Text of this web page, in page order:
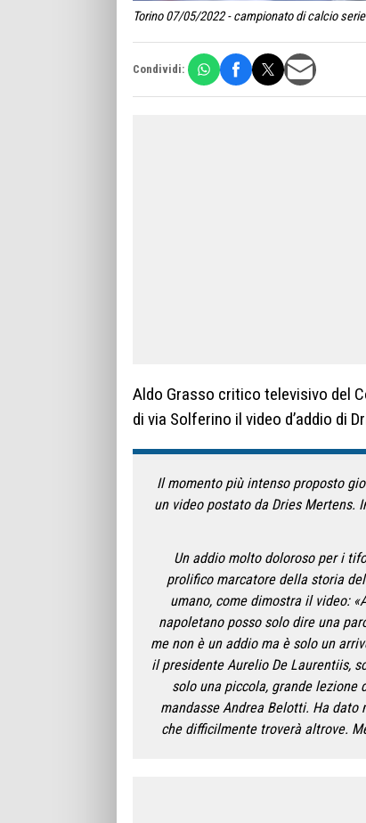
Torino 07/05/2022 - campionato di calcio
Condividi:
Aldo Grasso critico televisivo del
di via Solferino il video d’addio di
Il momento più intenso proposto
un video postato da Dries Mertens.
Un addio molto doloroso per i
prolifico marcatore della storia
umano, come dimostra il video:
napoletano posso solo dire una
me non è un addio ma è solo un
il presidente Aurelio De Laurentiis,
solo una piccola, grande lezione
mandasse Andrea Belotti. Ha
che difficilmente troverà altrove.